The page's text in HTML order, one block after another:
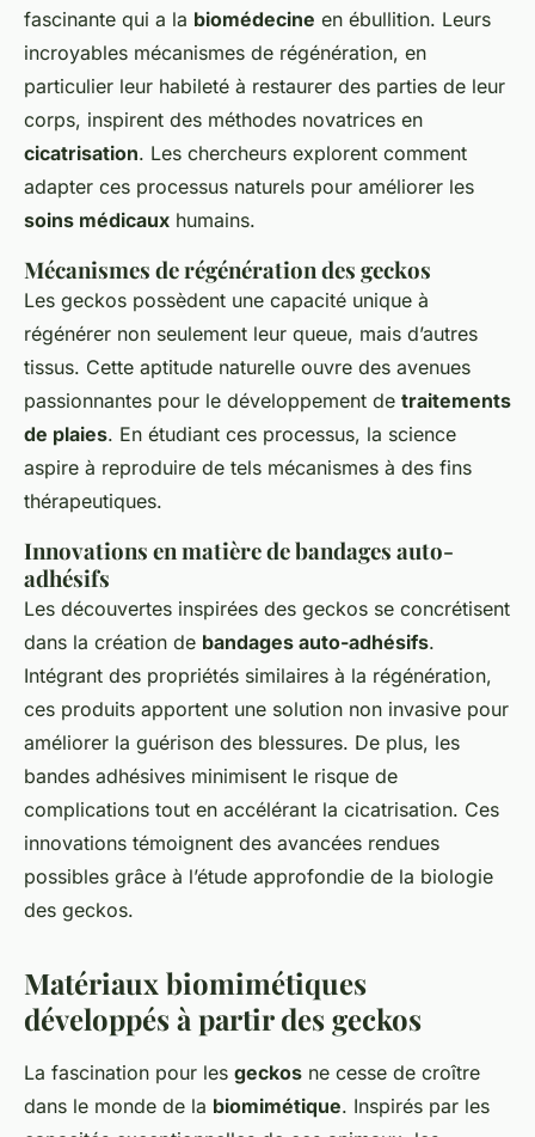
fascinante qui a la biomédecine en ébullition. Leurs
incroyables mécanismes de régénération, en
particulier leur habileté à restaurer des parties de leur
corps, inspirent des méthodes novatrices en
cicatrisation. Les chercheurs explorent comment
adapter ces processus naturels pour améliorer les
soins médicaux humains.
Mécanismes de régénération des geckos
Les geckos possèdent une capacité unique à
régénérer non seulement leur queue, mais d’autres
tissus. Cette aptitude naturelle ouvre des avenues
passionnantes pour le développement de traitements
de plaies. En étudiant ces processus, la science
aspire à reproduire de tels mécanismes à des fins
thérapeutiques.
Innovations en matière de bandages auto-
adhésifs
Les découvertes inspirées des geckos se concrétisent
dans la création de bandages auto-adhésifs.
Intégrant des propriétés similaires à la régénération,
ces produits apportent une solution non invasive pour
améliorer la guérison des blessures. De plus, les
bandes adhésives minimisent le risque de
complications tout en accélérant la cicatrisation. Ces
innovations témoignent des avancées rendues
possibles grâce à l’étude approfondie de la biologie
des geckos.
Matériaux biomimétiques
développés à partir des geckos
La fascination pour les geckos ne cesse de croître
dans le monde de la biomimétique. Inspirés par les